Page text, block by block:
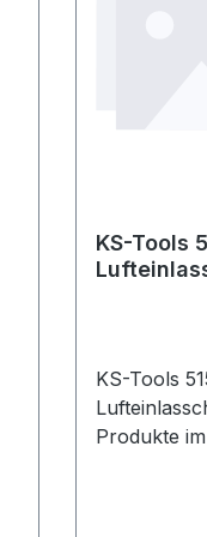
KS-Tools
KS-Tools
Produkte